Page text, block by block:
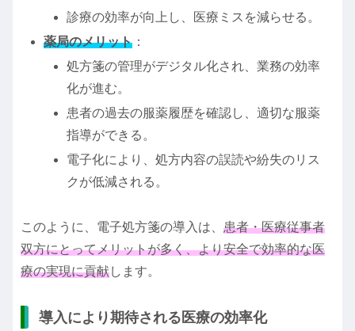
診療の効率が向上し、医療ミスを減らせる。
薬局のメリット ：
処方箋の管理がデジタル化され、業務の効率
化が進む。
患者の過去の服薬履歴を確認し、適切な服薬
指導ができる。
電子化により、処方内容の誤読や紛失のリス
クが低減される。
このように、電子処方箋の導入は、 患者・医療従事者
双方にとってメリットが多く、より安全で効率的な医
療の実現に貢献します。
導入により期待される医療の効率化